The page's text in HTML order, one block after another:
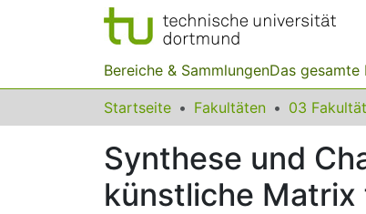
Bereiche & SammlungenDas gesamte
Startseite Fakultäten
Synthese und
künstliche Matrix